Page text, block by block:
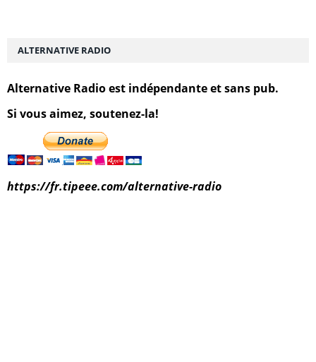
ALTERNATIVE RADIO
Alternative Radio est indépendante et sans pub.
Si vous aimez, soutenez-la!
https://fr.tipeee.com/alternative-radio